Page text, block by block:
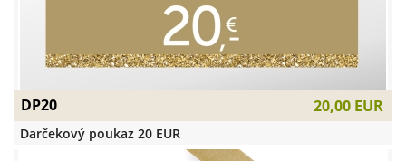
DP20 20,00 EUR
Darčekový poukaz 20 EUR